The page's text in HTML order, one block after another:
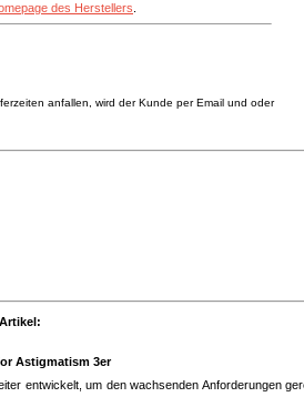
des Herstellers
anfallen, wird der Kunde per Email und oder
Astigmatism 3er
entwickelt, um den wachsenden Anforderungen